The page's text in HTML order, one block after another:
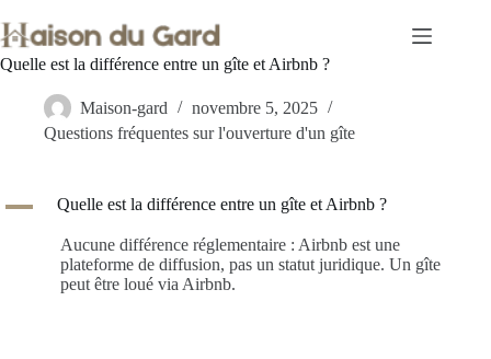
au
contenu
Quelle est la différence entre un gîte et Airbnb ?
Maison-gard
novembre 5, 2025
Questions fréquentes sur l'ouverture d'un gîte
A Quelle est la différence entre un gîte et Airbnb ?
Aucune différence réglementaire : Airbnb est une
plateforme de diffusion, pas un statut juridique. Un gîte
peut être loué via Airbnb.